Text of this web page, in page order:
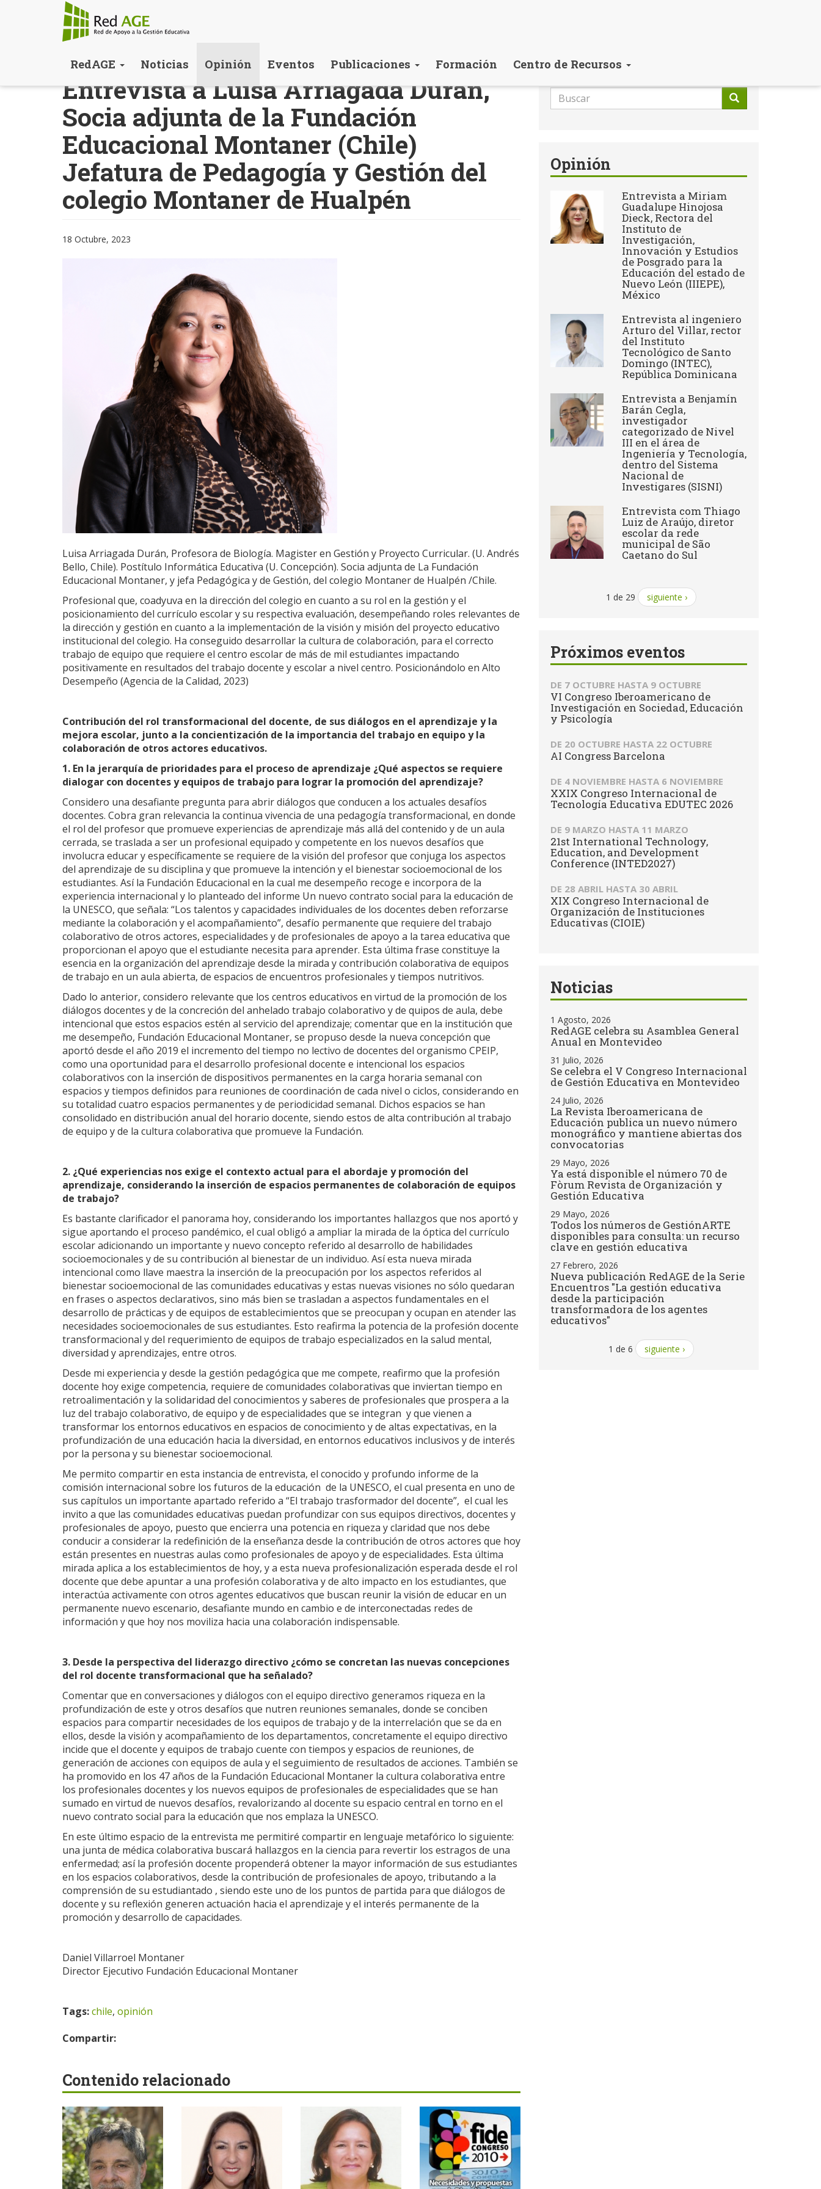
contenido
RedAGE Noticias Opinión Eventos Publicaciones Formación Centro de Recursos
Entrevista a Luisa Arriagada Duran,
Socia adjunta de la Fundación
Educacional Montaner (Chile)
Jefatura de Pedagogía y Gestión del
colegio Montaner de Hualpén
18 Octubre, 2023
Luisa Arriagada Durán, Profesora de Biología. Magister en Gestión y Proyecto Curricular. (U. Andrés
Bello, Chile). Postítulo Informática Educativa (U. Concepción). Socia adjunta de La Fundación
Educacional Montaner, y jefa Pedagógica y de Gestión, del colegio Montaner de Hualpén /Chile.
Profesional que, coadyuva en la dirección del colegio en cuanto a su rol en la gestión y el
posicionamiento del currículo escolar y su respectiva evaluación, desempeñando roles relevantes de
la dirección y gestión en cuanto a la implementación de la visión y misión del proyecto educativo
institucional del colegio. Ha conseguido desarrollar la cultura de colaboración, para el correcto
trabajo de equipo que requiere el centro escolar de más de mil estudiantes impactando
positivamente en resultados del trabajo docente y escolar a nivel centro. Posicionándolo en Alto
Desempeño (Agencia de la Calidad, 2023)
Contribución del rol transformacional del docente, de sus diálogos en el aprendizaje y la
mejora escolar, junto a la concientización de la importancia del trabajo en equipo y la
colaboración de otros actores educativos.
1. En la jerarquía de prioridades para el proceso de aprendizaje ¿Qué aspectos se requiere
dialogar con docentes y equipos de trabajo para lograr la promoción del aprendizaje?
Considero una desafiante pregunta para abrir diálogos que conducen a los actuales desafíos
docentes. Cobra gran relevancia la continua vivencia de una pedagogía transformacional, en donde
el rol del profesor que promueve experiencias de aprendizaje más allá del contenido y de un aula
cerrada, se traslada a ser un profesional equipado y competente en los nuevos desafíos que
involucra educar y específicamente se requiere de la visión del profesor que conjuga los aspectos
del aprendizaje de su disciplina y que promueve la intención y el bienestar socioemocional de los
estudiantes. Así la Fundación Educacional en la cual me desempeño recoge e incorpora de la
experiencia internacional y lo planteado del informe Un nuevo contrato social para la educación de
la UNESCO, que señala: “Los talentos y capacidades individuales de los docentes deben reforzarse
mediante la colaboración y el acompañamiento”, desafío permanente que requiere del trabajo
colaborativo de otros actores, especialidades y de profesionales de apoyo a la tarea educativa que
proporcionan el apoyo que el estudiante necesita para aprender. Esta última frase constituye la
esencia en la organización del aprendizaje desde la mirada y contribución colaborativa de equipos
de trabajo en un aula abierta, de espacios de encuentros profesionales y tiempos nutritivos.
Dado lo anterior, considero relevante que los centros educativos en virtud de la promoción de los
diálogos docentes y de la concreción del anhelado trabajo colaborativo y de quipos de aula, debe
intencional que estos espacios estén al servicio del aprendizaje; comentar que en la institución que
me desempeño, Fundación Educacional Montaner, se propuso desde la nueva concepción que
aportó desde el año 2019 el incremento del tiempo no lectivo de docentes del organismo CPEIP,
como una oportunidad para el desarrollo profesional docente e intencional los espacios
colaborativos con la inserción de dispositivos permanentes en la carga horaria semanal con
espacios y tiempos definidos para reuniones de coordinación de cada nivel o ciclos, considerando en
su totalidad cuatro espacios permanentes y de periodicidad semanal. Dichos espacios se han
consolidado en distribución anual del horario docente, siendo estos de alta contribución al trabajo
de equipo y de la cultura colaborativa que promueve la Fundación.
2. ¿Qué experiencias nos exige el contexto actual para el abordaje y promoción del
aprendizaje, considerando la inserción de espacios permanentes de colaboración de equipos
de trabajo?
Es bastante clarificador el panorama hoy, considerando los importantes hallazgos que nos aportó y
sigue aportando el proceso pandémico, el cual obligó a ampliar la mirada de la óptica del currículo
escolar adicionando un importante y nuevo concepto referido al desarrollo de habilidades
socioemocionales y de su contribución al bienestar de un individuo. Así esta nueva mirada
intencional como llave maestra la inserción de la preocupación por los aspectos referidos al
bienestar socioemocional de las comunidades educativas y estas nuevas visiones no sólo quedaran
en frases o aspectos declarativos, sino más bien se trasladan a aspectos fundamentales en el
desarrollo de prácticas y de equipos de establecimientos que se preocupan y ocupan en atender las
necesidades socioemocionales de sus estudiantes. Esto reafirma la potencia de la profesión docente
transformacional y del requerimiento de equipos de trabajo especializados en la salud mental,
diversidad y aprendizajes, entre otros.
Desde mi experiencia y desde la gestión pedagógica que me compete, reafirmo que la profesión
docente hoy exige competencia, requiere de comunidades colaborativas que inviertan tiempo en
retroalimentación y la solidaridad del conocimientos y saberes de profesionales que prospera a la
luz del trabajo colaborativo, de equipo y de especialidades que se integran y que vienen a
transformar los entornos educativos en espacios de conocimiento y de altas expectativas, en la
profundización de una educación hacia la diversidad, en entornos educativos inclusivos y de interés
por la persona y su bienestar socioemocional.
Me permito compartir en esta instancia de entrevista, el conocido y profundo informe de la
comisión internacional sobre los futuros de la educación de la UNESCO, el cual presenta en uno de
sus capítulos un importante apartado referido a “El trabajo trasformador del docente”, el cual les
invito a que las comunidades educativas puedan profundizar con sus equipos directivos, docentes y
profesionales de apoyo, puesto que encierra una potencia en riqueza y claridad que nos debe
conducir a considerar la redefinición de la enseñanza desde la contribución de otros actores que hoy
están presentes en nuestras aulas como profesionales de apoyo y de especialidades. Esta última
mirada aplica a los establecimientos de hoy, y a esta nueva profesionalización esperada desde el rol
docente que debe apuntar a una profesión colaborativa y de alto impacto en los estudiantes, que
interactúa activamente con otros agentes educativos que buscan reunir la visión de educar en un
permanente nuevo escenario, desafiante mundo en cambio e de interconectadas redes de
información y que hoy nos moviliza hacia una colaboración indispensable.
3. Desde la perspectiva del liderazgo directivo ¿cómo se concretan las nuevas concepciones
del rol docente transformacional que ha señalado?
Comentar que en conversaciones y diálogos con el equipo directivo generamos riqueza en la
profundización de este y otros desafíos que nutren reuniones semanales, donde se conciben
espacios para compartir necesidades de los equipos de trabajo y de la interrelación que se da en
ellos, desde la visión y acompañamiento de los departamentos, concretamente el equipo directivo
incide que el docente y equipos de trabajo cuente con tiempos y espacios de reuniones, de
generación de acciones con equipos de aula y el seguimiento de resultados de acciones. También se
ha promovido en los 47 años de la Fundación Educacional Montaner la cultura colaborativa entre
los profesionales docentes y los nuevos equipos de profesionales de especialidades que se han
sumado en virtud de nuevos desafíos, revalorizando al docente su espacio central en torno en el
nuevo contrato social para la educación que nos emplaza la UNESCO.
En este último espacio de la entrevista me permitiré compartir en lenguaje metafórico lo siguiente:
una junta de médica colaborativa buscará hallazgos en la ciencia para revertir los estragos de una
enfermedad; así la profesión docente propenderá obtener la mayor información de sus estudiantes
en los espacios colaborativos, desde la contribución de profesionales de apoyo, tributando a la
comprensión de su estudiantado , siendo este uno de los puntos de partida para que diálogos de
docente y su reflexión generen actuación hacia el aprendizaje y el interés permanente de la
promoción y desarrollo de capacidades.
Daniel Villarroel Montaner
Director Ejecutivo Fundación Educacional Montaner
Tags:chile, opinión
Compartir:
Contenido relacionado
Formulario
de
Opinión
Entrevista a Miriam
Guadalupe Hinojosa
Dieck, Rectora del
Instituto de
Investigación,
Innovación y Estudios
de Posgrado para la
Educación del estado de
Nuevo León (IIIEPE),
México
Entrevista al ingeniero
Arturo del Villar, rector
del Instituto
Tecnológico de Santo
Domingo (INTEC),
República Dominicana
Entrevista a Benjamín
Barán Cegla,
investigador
categorizado de Nivel
III en el área de
Ingeniería y Tecnología,
dentro del Sistema
Nacional de
Investigares (SISNI)
Entrevista com Thiago
Luiz de Araújo, diretor
escolar da rede
municipal de São
Caetano do Sul
1 de 29 siguiente ›
Próximos eventos
DE 7 OCTUBRE HASTA 9 OCTUBRE
VI Congreso Iberoamericano de
Investigación en Sociedad, Educación
y Psicología
DE 20 OCTUBRE HASTA 22 OCTUBRE
AI Congress Barcelona
DE 4 NOVIEMBRE HASTA 6 NOVIEMBRE
XXIX Congreso Internacional de
Tecnología Educativa EDUTEC 2026
DE 9 MARZO HASTA 11 MARZO
21st International Technology,
Education, and Development
Conference (INTED2027)
DE 28 ABRIL HASTA 30 ABRIL
XIX Congreso Internacional de
Organización de Instituciones
Educativas (CIOIE)
Noticias
1 Agosto, 2026
RedAGE celebra su Asamblea General
Anual en Montevideo
31 Julio, 2026
Se celebra el V Congreso Internacional
de Gestión Educativa en Montevideo
24 Julio, 2026
La Revista Iberoamericana de
Educación publica un nuevo número
monográfico y mantiene abiertas dos
convocatorias
29 Mayo, 2026
Ya está disponible el número 70 de
Fòrum Revista de Organización y
Gestión Educativa
29 Mayo, 2026
Todos los números de GestiónARTE
disponibles para consulta: un recurso
clave en gestión educativa
27 Febrero, 2026
Nueva publicación RedAGE de la Serie
Encuentros "La gestión educativa
desde la participación
transformadora de los agentes
educativos"
1 de 6 siguiente ›